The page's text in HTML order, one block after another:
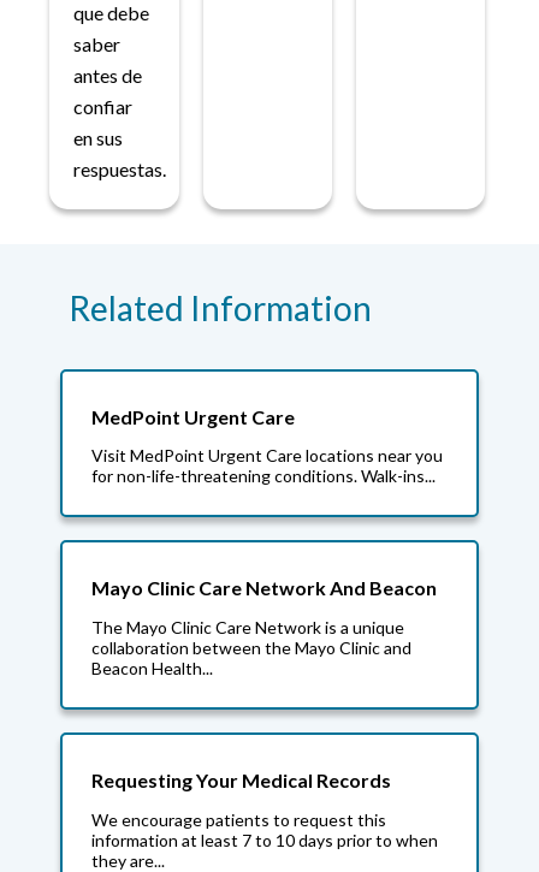
que debe
saber
antes de
confiar
en sus
respuestas.
Related Information
MedPoint Urgent Care
Visit MedPoint Urgent Care locations near you
for non-life-threatening conditions. Walk-ins...
Mayo Clinic Care Network And Beacon
The Mayo Clinic Care Network is a unique
collaboration between the Mayo Clinic and
Beacon Health...
Requesting Your Medical Records
We encourage patients to request this
information at least 7 to 10 days prior to when
they are...